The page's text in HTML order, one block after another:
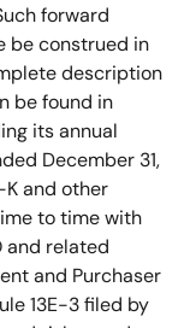
forward
be construed in
description
be found in
its annual
December 31,
and other
to time with
and related
and Purchaser
13E-3 filed by